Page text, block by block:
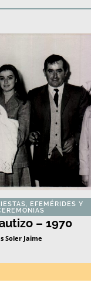
EFEMÉRIDES Y
– 1970
Soler Jaime